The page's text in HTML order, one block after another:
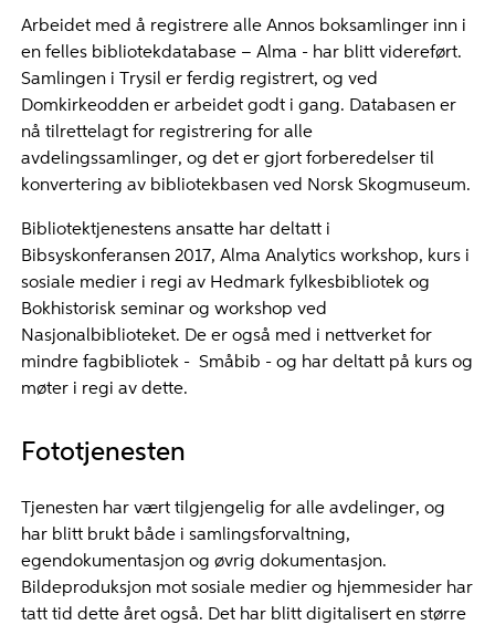
Arbeidet med å registrere alle Annos boksamlinger inn i
en felles bibliotekdatabase – Alma - har blitt videreført.
Samlingen i Trysil er ferdig registrert, og ved
Domkirkeodden er arbeidet godt i gang. Databasen er
nå tilrettelagt for registrering for alle
avdelingssamlinger, og det er gjort forberedelser til
konvertering av bibliotekbasen ved Norsk Skogmuseum.
Bibliotektjenestens ansatte har deltatt i
Bibsyskonferansen 2017, Alma Analytics workshop, kurs i
sosiale medier i regi av Hedmark fylkesbibliotek og
Bokhistorisk seminar og workshop ved
Nasjonalbiblioteket. De er også med i nettverket for
mindre fagbibliotek - Småbib - og har deltatt på kurs og
møter i regi av dette.
Fototjenesten
Tjenesten har vært tilgjengelig for alle avdelinger, og
har blitt brukt både i samlingsforvaltning,
egendokumentasjon og øvrig dokumentasjon.
Bildeproduksjon mot sosiale medier og hjemmesider har
tatt tid dette året også. Det har blitt digitalisert en større